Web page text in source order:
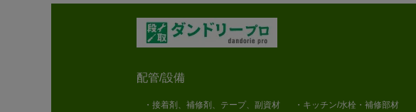
配管/設備
・接着剤、補修剤、テープ、副資材 ・キッチン/水栓・補修部材